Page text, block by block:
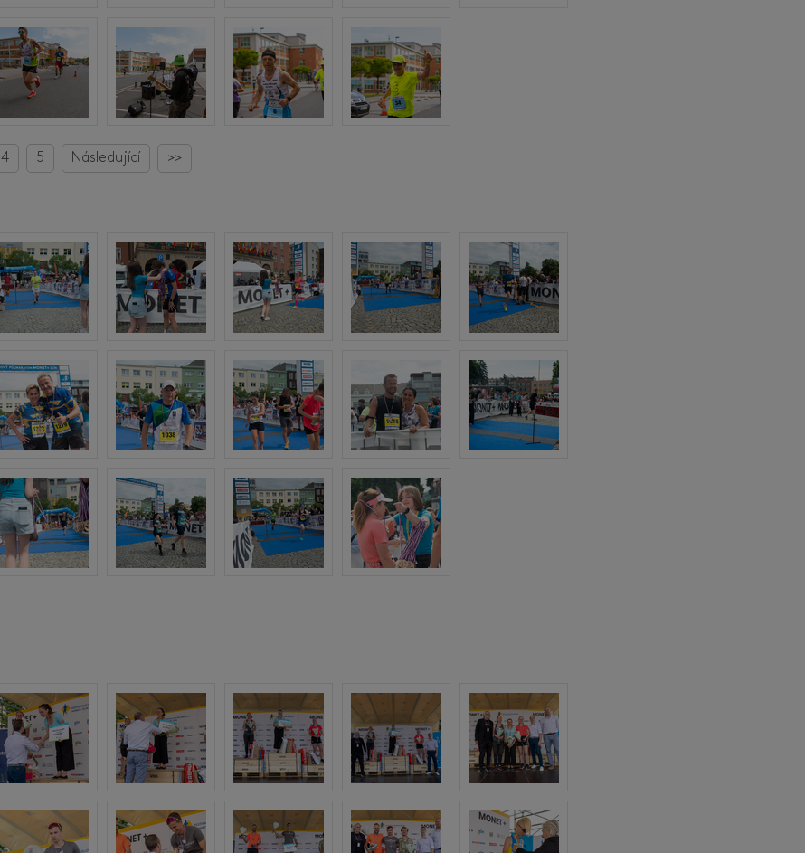
4 5 Následující >>